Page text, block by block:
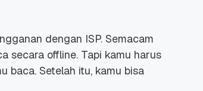
dengan ISP. Semacam
secara offline. Tapi kamu harus
baca. Setelah itu, kamu bisa